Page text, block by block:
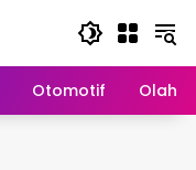
Otomotif